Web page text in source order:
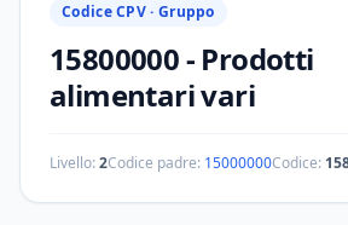
Codice CPV · Gruppo
15800000- Prodotti
alimentari vari
Livello:2Codice padre: 15000000Codice: